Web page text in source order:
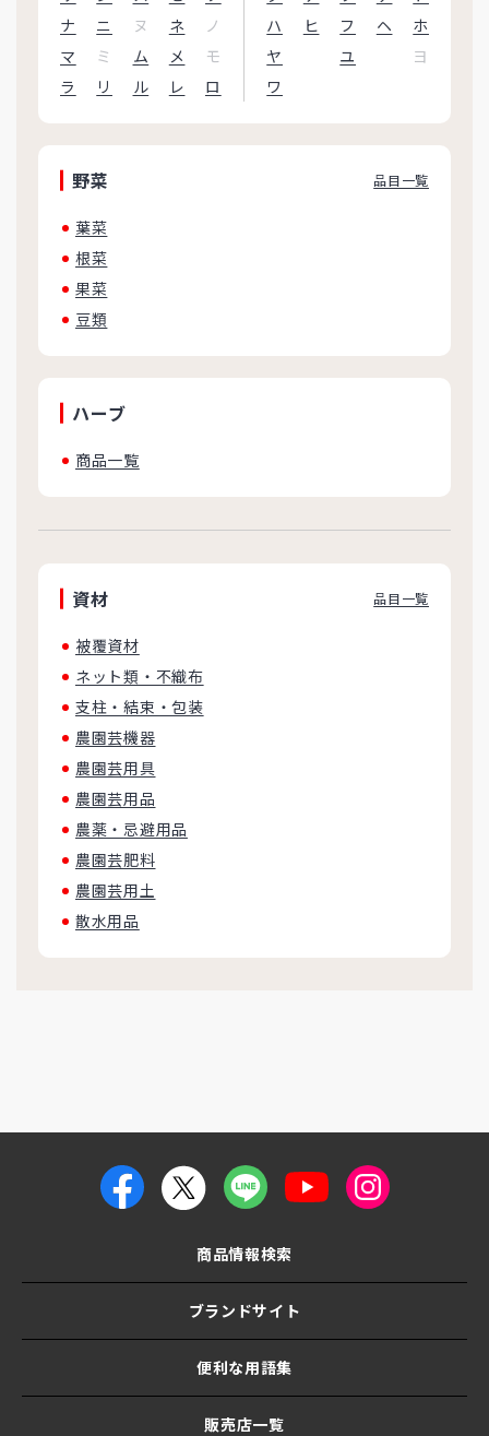
ナ
ニ ヌ ネ ノ ハ ヒ フ ヘ
ホ
マ
ミ ム メ モ ヤ ユ
ヨ
ラ
リ ル レ ロ ワ
野菜 品目一覧
葉菜
根菜
果菜
豆類
ハーブ
商品一覧
資材 品目一覧
被覆資材
ネット類・不織布
支柱・結束・包装
農園芸機器
農園芸用具
農園芸用品
農薬・忌避用品
農園芸肥料
農園芸用土
散水用品
商品情報検索
ブランドサイト
便利な用語集
販売店一覧